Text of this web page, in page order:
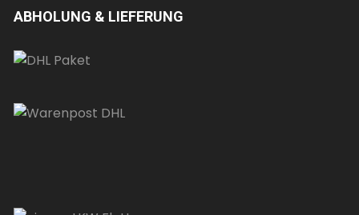
ABHOLUNG & LIEFERUNG